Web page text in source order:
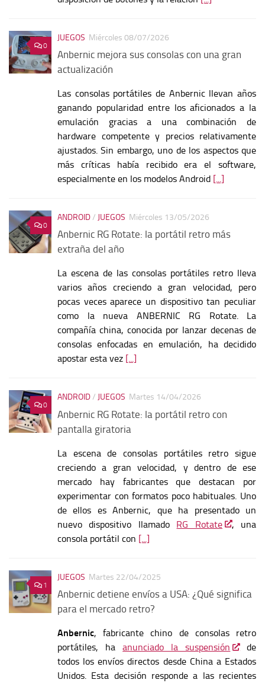
0
JUEGOS Miércoles 08/07/2026
Anbernic mejora sus consolas con una gran
actualización
Las consolas portátiles de Anbernic llevan años
ganando popularidad entre los aficionados a la
emulación gracias a una combinación de
hardware competente y precios relativamente
ajustados. Sin embargo, uno de los aspectos que
más críticas había recibido era el software,
especialmente en los modelos Android [...]
0
ANDROID/ JUEGOS Miércoles 13/05/2026
Anbernic RG Rotate: la portátil retro más
extraña del año
La escena de las consolas portátiles retro lleva
varios años creciendo a gran velocidad, pero
pocas veces aparece un dispositivo tan peculiar
como la nueva ANBERNIC RG Rotate. La
compañía china, conocida por lanzar decenas de
consolas enfocadas en emulación, ha decidido
apostar esta vez [...]
0
ANDROID/ JUEGOS Martes 14/04/2026
Anbernic RG Rotate: la portátil retro con
pantalla giratoria
La escena de consolas portátiles retro sigue
creciendo a gran velocidad, y dentro de ese
mercado hay fabricantes que destacan por
experimentar con formatos poco habituales. Uno
de ellos es Anbernic, que ha presentado un
nuevo dispositivo llamado RG Rotate
, una
consola portátil con [...]
1
JUEGOS Martes 22/04/2025
Anbernic detiene envíos a USA: ¿Qué significa
para el mercado retro?
Anbernic, fabricante chino de consolas retro
portátiles, haanunciado la suspensión
de
todos los envíos directos desde China a Estados
Unidos. Esta decisión responde a las recientes